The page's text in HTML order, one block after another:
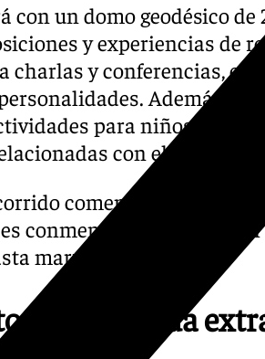
con un domo geodésico de
y experiencias de
charlas y conferencias,
Además,
para niños,
con el deporte.
comenzará en
conmemorativas
marzo de 2025.
de ayuda